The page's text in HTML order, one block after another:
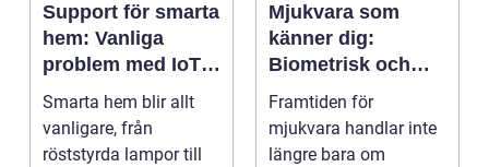
Support för smarta
hem: Vanliga
problem med IoT-
enheter
Smarta hem blir allt
vanligare, från
röststyrda lampor till
Mjukvara som
känner dig:
Biometrisk och
beteendedriven
personalisering
Framtiden för
mjukvara handlar inte
längre bara om